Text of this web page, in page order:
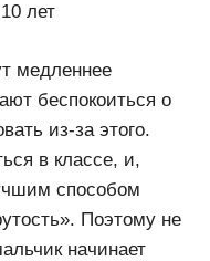
медленнее
беспокоиться о
из-за этого.
в классе, и,
способом
Поэтому не
начинает